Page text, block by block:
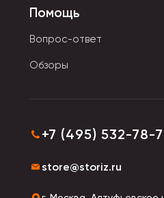
Помощь
Вопрос-ответ
Обзоры
+7 (495) 532-78-
store@storiz.ru